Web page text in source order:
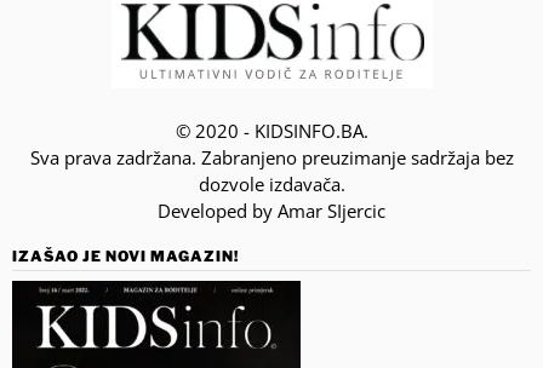
© 2020 - KIDSINFO.BA.
Sva prava zadržana. Zabranjeno preuzimanje sadržaja bez
dozvole izdavača.
Developed by Amar SIjercic
IZAŠAO JE NOVI MAGAZIN!